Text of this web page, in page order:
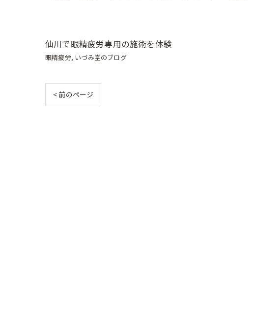
仙川で眼精疲労専用の施術を体験
眼精疲労 いづみ堂のブログ
< 前のページ